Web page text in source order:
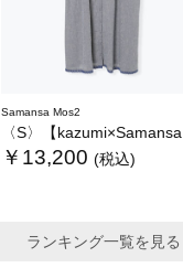
Samansa Mos2
〈S〉【kazumi×Samansa Mos2】キャミワンピース《WEB限定カラーあり》
￥13,200 (税込)
ランキング一覧を見る